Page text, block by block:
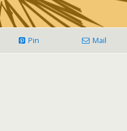
Pin Mail